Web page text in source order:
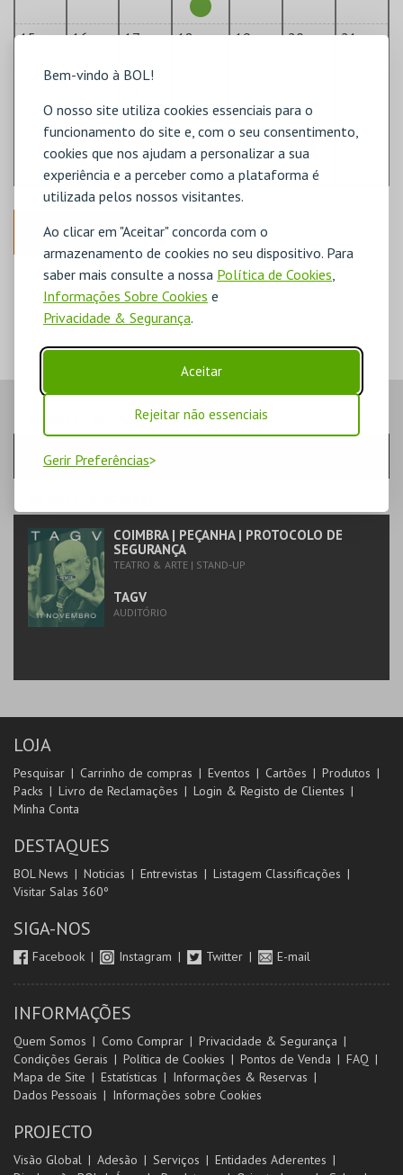
Bem-vindo à BOL!
O nosso site utiliza cookies essenciais para o
funcionamento do site e, com o seu consentimento,
cookies que nos ajudam a personalizar a sua
experiência e a perceber como a plataforma é
utilizada pelos nossos visitantes.
Ao clicar em "Aceitar" concorda com o
armazenamento de cookies no seu dispositivo. Para
saber mais consulte a nossa Política de Cookies
Informações Sobre Cookies e
Privacidade & Segurança.
Aceitar
Rejeitar não essenciais
Gerir Preferências
15 16 17 18 19 20 21
30
ANTERIOR
DISPONÍVEL
POUCO DISPONÍVEL
ESGOTADO
- SESSÃO
Escolha a sessão pretendida
COIMBRA | PEÇANHA | PROTOCOLO DE
SEGURANÇA
TEATRO & ARTE | STAND-UP
TAGV
AUDITÓRIO
LOJA
Pesquisar Carrinho de compras Eventos Cartões
Produtos
Packs
Livro de Reclamações
Login & Registo de Clientes
Minha Conta
DESTAQUES
BOL News Noticias Entrevistas
Listagem Classificações
Visitar Salas 360º
SIGA-NOS
Facebook Instagram Twitter E-mail
INFORMAÇÕES
Quem Somos Como Comprar
Privacidade & Segurança
Condições Gerais
Política de Cookies Pontos de Venda
FAQ
Mapa de Site
Estatísticas
Informações & Reservas
Dados Pessoais
Informações sobre Cookies
PROJECTO
Visão Global Adesão Serviços
Entidades Aderentes